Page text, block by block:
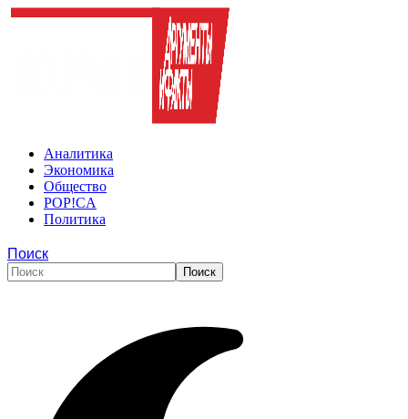
Аналитика
Экономика
Общество
POP!CA
Политика
Поиск